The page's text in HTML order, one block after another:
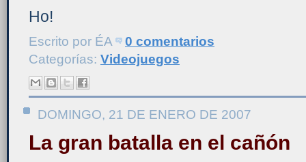
Ho!
Escrito por ÉA
0 comentarios
Categorías: Videojuegos
DOMINGO, 21 DE ENERO DE 2007
La gran batalla en el cañón